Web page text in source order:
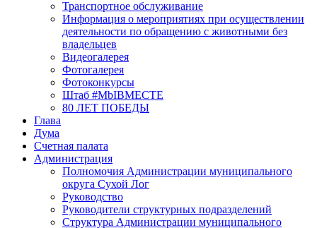
Транспортное обслуживание
Информация о мероприятиях при осуществлении
деятельности по обращению с животными без
владельцев
Видеогалерея
Фотогалерея
Фотоконкурсы
Штаб #MbIBMECTE
80 ЛЕТ ПОБЕДЫ
Глава
Дума
Счетная палата
Администрация
Полномочия Администрации муниципального
округа Сухой Лог
Руководство
Руководители структурных подразделений
Структура Администрации муниципального